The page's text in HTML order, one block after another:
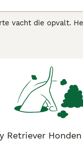
vacht die opvalt.
als de rest uit
Retriever